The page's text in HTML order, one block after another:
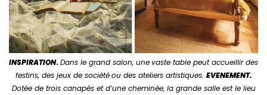
INSPIRATION.Dans le grand salon, unevaste table peut accueillir des
festins, des jeux de société ou des ateliers artistiques. EVENEMENT.
Dotée de trois canapés et d’une cheminée, la grande salle est le lieu